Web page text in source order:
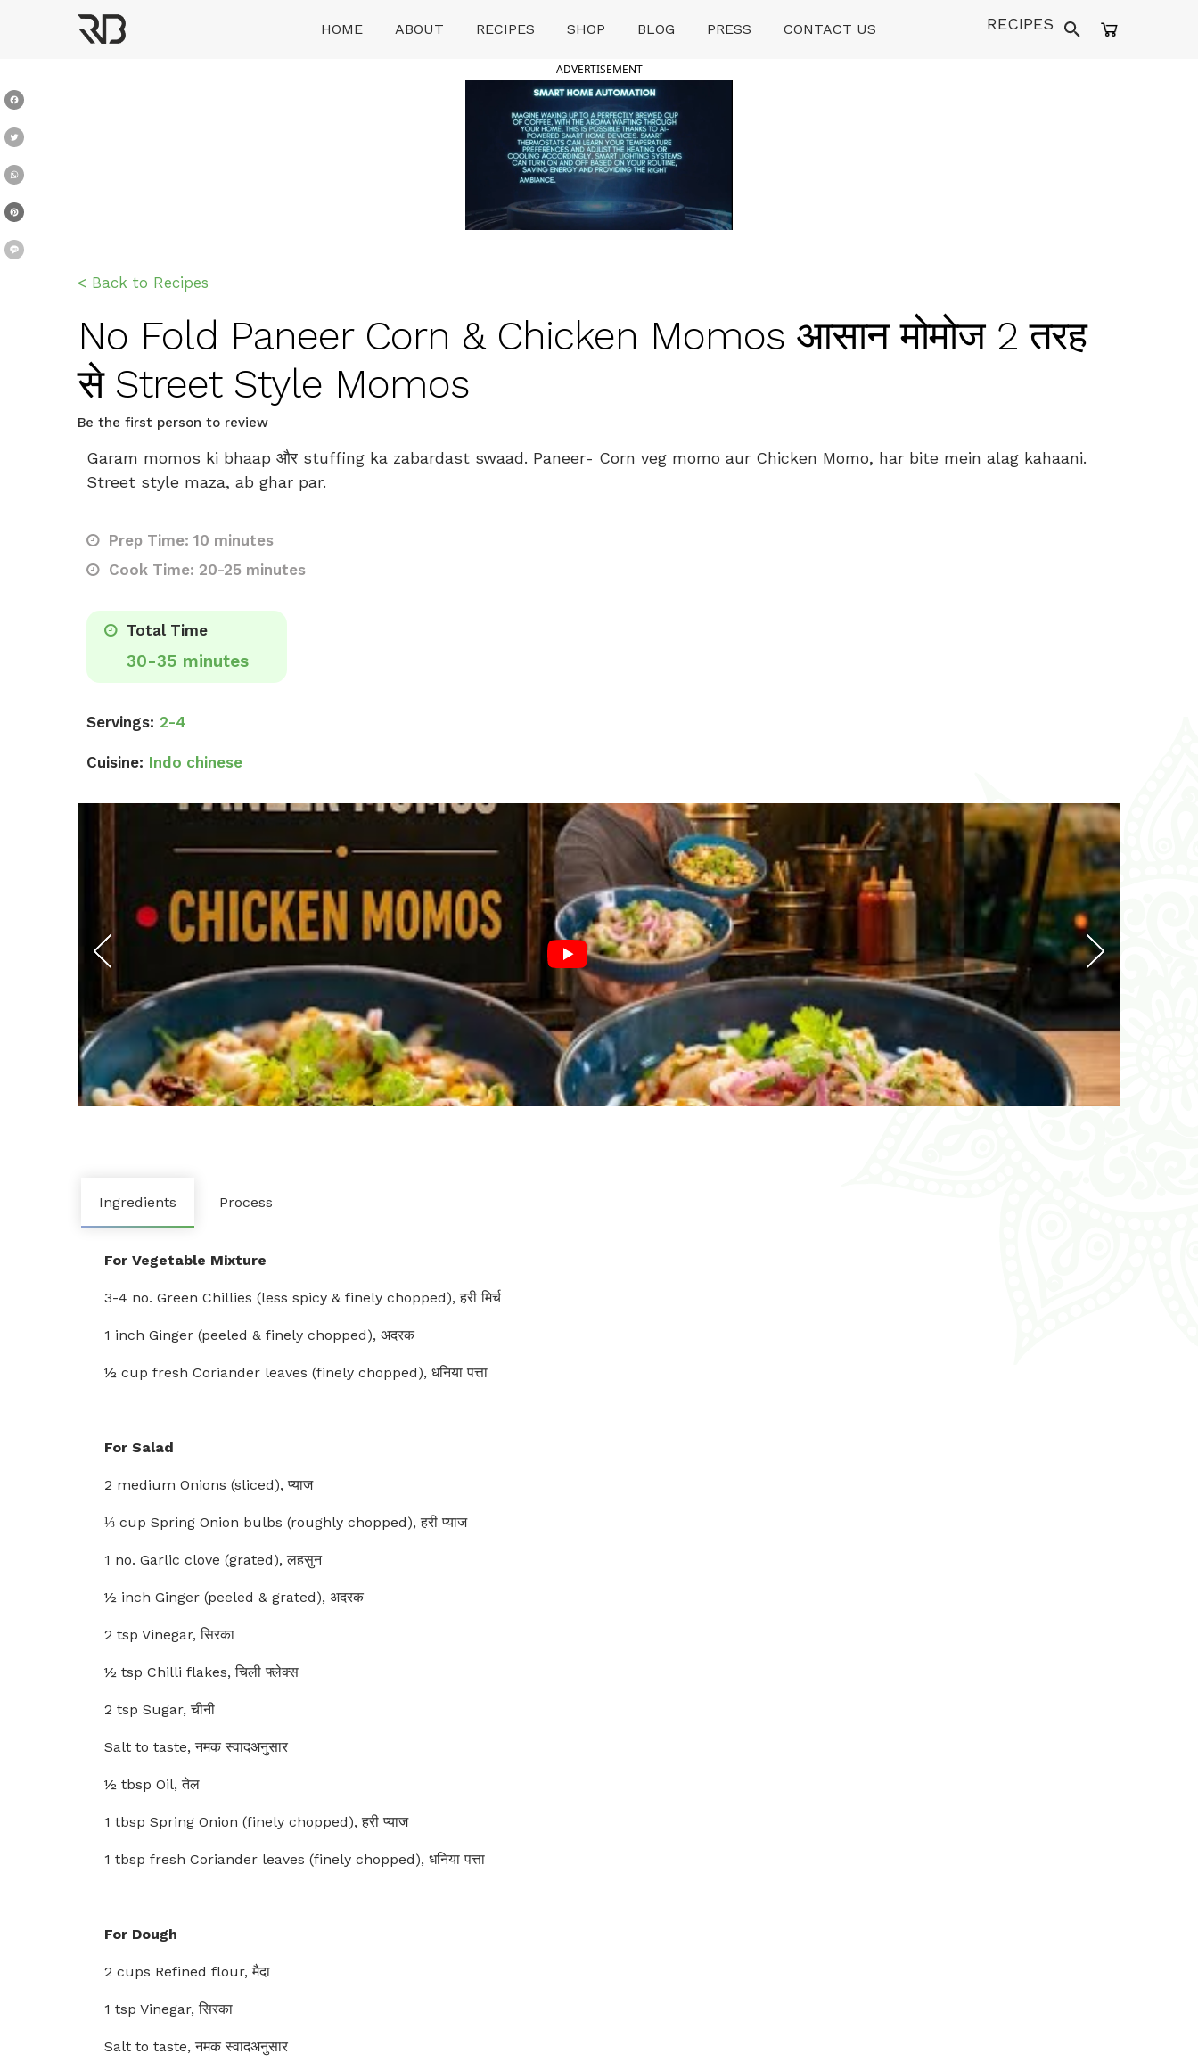
HOME ABOUT RECIPES SHOP BLOG PRESS CONTACT US RECIPES
ADVERTISEMENT
< Back to Recipes
No Fold Paneer Corn & Chicken Momos आसान मोमोज 2 तरह
से Street Style Momos
Be the first person to review
Garam momos ki bhaap और stuffing ka zabardast swaad. Paneer- Corn veg momo aur Chicken Momo, har bite mein alag kahaani.
Street style maza, ab ghar par.
Prep Time: 10 minutes
Cook Time: 20-25 minutes
Total Time
30-35 minutes
Servings: 2-4
Cuisine: Indo chinese
Ingredients Process
For Vegetable Mixture
3-4 no. Green Chillies (less spicy & finely chopped), हरी मिर्च
1 inch Ginger (peeled & finely chopped), अदरक
½ cup fresh Coriander leaves (finely chopped), धनिया पत्ता
For Salad
2 medium Onions (sliced), प्याज
⅓ cup Spring Onion bulbs (roughly chopped), हरी प्याज
1 no. Garlic clove (grated), लहसुन
½ inch Ginger (peeled & grated), अदरक
2 tsp Vinegar, सिरका
½ tsp Chilli flakes, चिली फ्लेक्स
2 tsp Sugar, चीनी
Salt to taste, नमक स्वादअनुसार
½ tbsp Oil, तेल
1 tbsp Spring Onion (finely chopped), हरी प्याज
1 tbsp fresh Coriander leaves (finely chopped), धनिया पत्ता
For Dough
2 cups Refined flour, मैदा
1 tsp Vinegar, सिरका
Salt to taste, नमक स्वादअनुसार